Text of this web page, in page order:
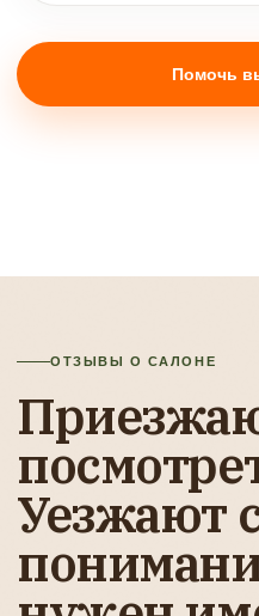
Помочь
ОТЗЫВЫ О САЛОНЕ
Уезжают